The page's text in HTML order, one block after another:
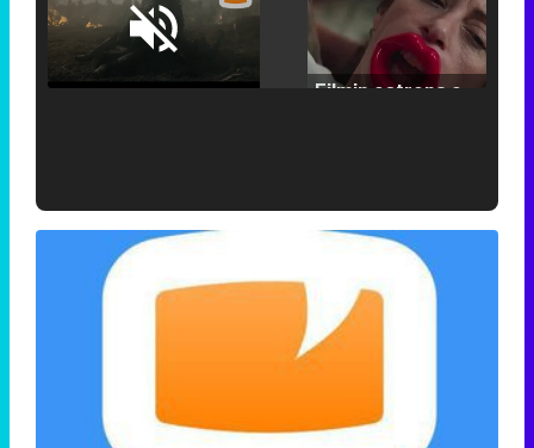
Unmute /
Loaded
29.30%
'120 Minutos' celebra sus 2.000 programas en Telemadrid con un vídeo del día a día en la redacción